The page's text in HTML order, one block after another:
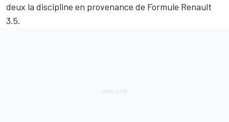
deux la discipline en provenance de Formule Renault
3.5.